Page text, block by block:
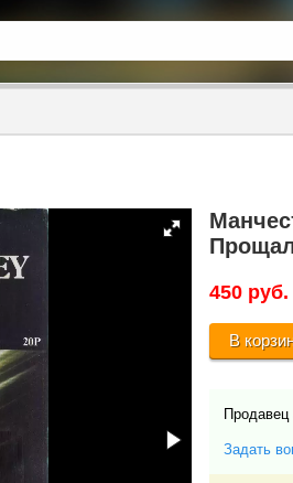
450 руб.
В
Продавец
Задать